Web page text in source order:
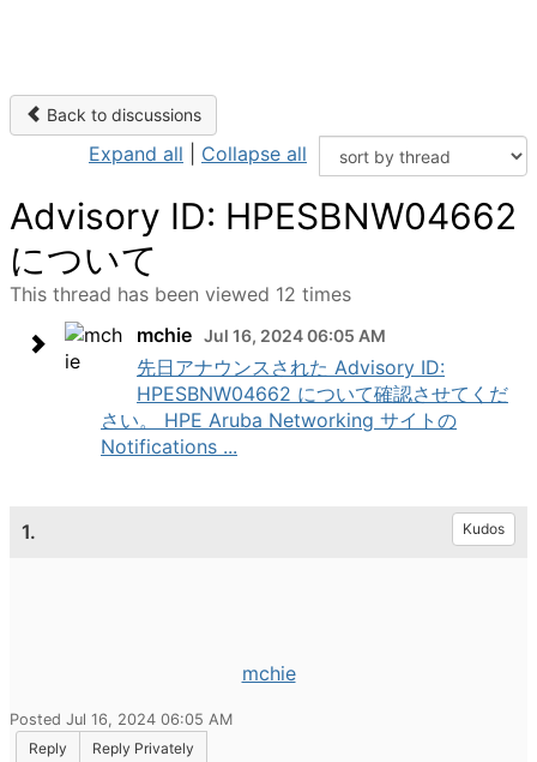
Back to discussions
Expand all Collapse all
Advisory ID: HPESBNW04662
について
This thread has been viewed 12 times
mchie Jul 16, 2024 06:05 AM
先日アナウンスされた Advisory ID:
HPESBNW04662 について確認させてくだ
さい。 HPE Aruba Networking サイトの
Notifications ...
1. Kudos
mchie
Posted Jul 16, 2024 06:05 AM
Reply
Reply Privately